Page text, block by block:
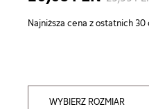
Najniższa cena z ostatnich
WYBIERZ ROZMIAR